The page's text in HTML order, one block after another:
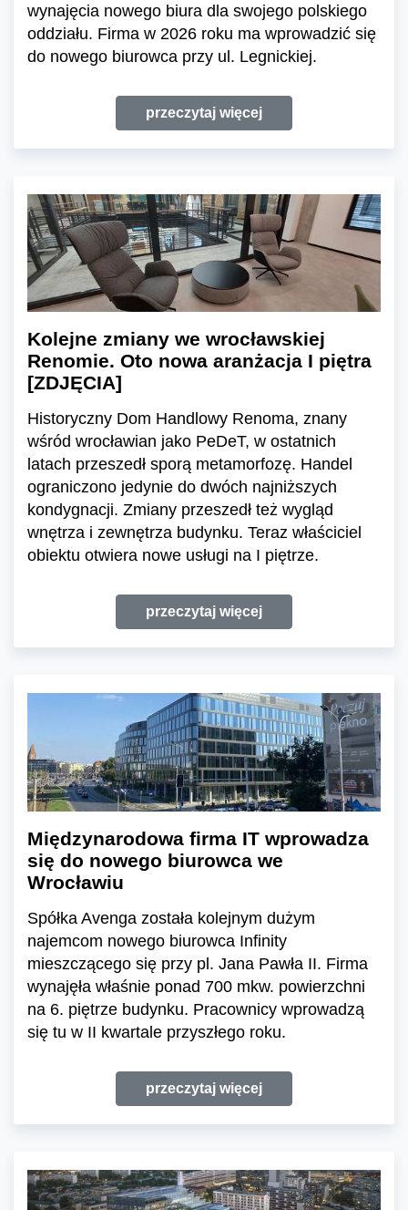
wynajęcia nowego biura dla swojego polskiego
oddziału. Firma w 2026 roku ma wprowadzić się
do nowego biurowca przy ul. Legnickiej.
przeczytaj więcej
Kolejne zmiany we wrocławskiej
Renomie. Oto nowa aranżacja I piętra
[ZDJĘCIA]
Historyczny Dom Handlowy Renoma, znany
wśród wrocławian jako PeDeT, w ostatnich
latach przeszedł sporą metamorfozę. Handel
ograniczono jedynie do dwóch najniższych
kondygnacji. Zmiany przeszedł też wygląd
wnętrza i zewnętrza budynku. Teraz właściciel
obiektu otwiera nowe usługi na I piętrze.
przeczytaj więcej
Międzynarodowa firma IT wprowadza
się do nowego biurowca we
Wrocławiu
Spółka Avenga została kolejnym dużym
najemcom nowego biurowca Infinity
mieszczącego się przy pl. Jana Pawła II. Firma
wynajęła właśnie ponad 700 mkw. powierzchni
na 6. piętrze budynku. Pracownicy wprowadzą
się tu w II kwartale przyszłego roku.
przeczytaj więcej